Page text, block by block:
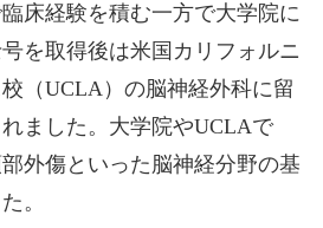
床経験を積む一方で大学院に
を取得後は米国カリフォルニ
（UCLA）の脳神経外科に留
ました。大学院やUCLAで
外傷といった脳神経分野の基
。